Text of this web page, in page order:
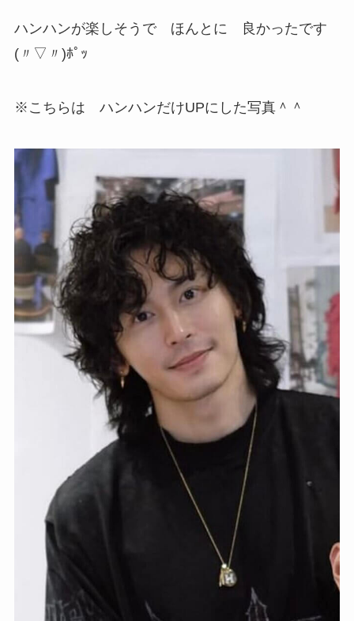
ハンハンが楽しそうで ほんとに 良かったです
(〃▽〃)ﾎﾟｯ
※こちらは ハンハンだけUPにした写真＾＾